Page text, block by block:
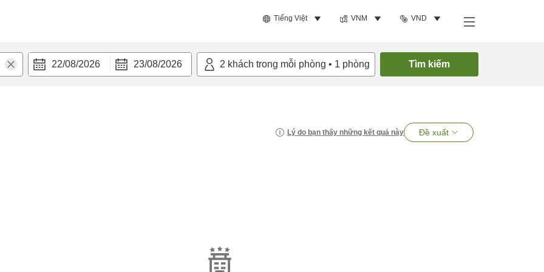
Tiếng Việt VNM VND
22/08/2026 23/08/2026 2 khách trong mỗi phòng • 1 phòng Tìm kiếm
Lý do bạn thấy những kết quả này Đề xuất